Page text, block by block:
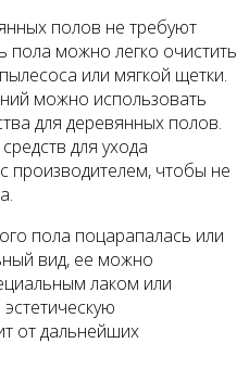
полов не требуют
пола можно легко очистить
или мягкой щетки.
можно использовать
для деревянных полов.
для ухода
производителем, чтобы не
пола поцарапалась или
вид, ее можно
лаком или
от дальнейших